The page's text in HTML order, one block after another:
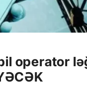
operator